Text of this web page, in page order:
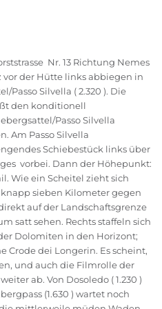
Nr. 13 Richtung Nemes
vor der Hütte links abbiegen in
Passo Silvella ( 2.320 ). Die
den konditionell
Passo Silvella
Am Passo Silvella
Schiebestück links über
vorbei. Dann der Höhepunkt:
Wie ein Scheitel zieht sich
sieben Kilometer gegen
auf der Landschaftsgrenze
satt sehen. Rechts staffeln sich
Dolomiten in den Horizont;
Crode dei Longerin. Es scheint,
und auch die Filmrolle der
ab. Von Dosoledo ( 1.230 )
(1.630 ) wartet noch